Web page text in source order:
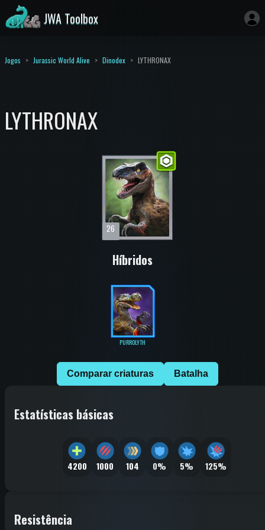
JWA Toolbox
Jogos Jurassic World Alive Dinodex LYTHRONAX
LYTHRONAX
26
Híbridos
PURROLYTH
Comparar criaturas Batalha
Estatísticas básicas
4200 1000 104 0% 5% 125%
Resistência